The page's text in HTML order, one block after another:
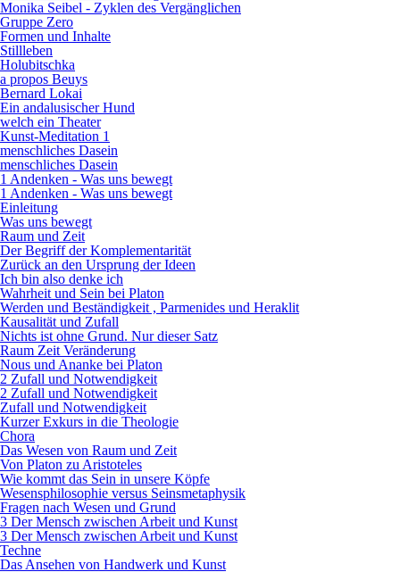
Monika Seibel - Zyklen des Vergänglichen
Gruppe Zero
Formen und Inhalte
Stillleben
Holubitschka
a propos Beuys
Bernard Lokai
Ein andalusischer Hund
welch ein Theater
Kunst-Meditation 1
menschliches Dasein
menschliches Dasein
1 Andenken - Was uns bewegt
1 Andenken - Was uns bewegt
Einleitung
Was uns bewegt
Raum und Zeit
Der Begriff der Komplementarität
Zurück an den Ursprung der Ideen
Ich bin also denke ich
Wahrheit und Sein bei Platon
Werden und Beständigkeit , Parmenides und Heraklit
Kausalität und Zufall
Nichts ist ohne Grund. Nur dieser Satz
Raum Zeit Veränderung
Nous und Ananke bei Platon
2 Zufall und Notwendigkeit
2 Zufall und Notwendigkeit
Zufall und Notwendigkeit
Kurzer Exkurs in die Theologie
Chora
Das Wesen von Raum und Zeit
Von Platon zu Aristoteles
Wie kommt das Sein in unsere Köpfe
Wesensphilosophie versus Seinsmetaphysik
Fragen nach Wesen und Grund
3 Der Mensch zwischen Arbeit und Kunst
3 Der Mensch zwischen Arbeit und Kunst
Techne
Das Ansehen von Handwerk und Kunst